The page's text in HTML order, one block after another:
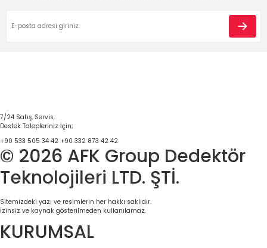
7/24 Satış, Servis,
Destek Talepleriniz İçin;
+90 533 505 34 42 +90 332 873 42 42
© 2026 AFK Group Dedektör
Teknolojileri LTD. ŞTİ.
Sitemizdeki yazı ve resimlerin her hakkı saklıdır.
İzinsiz ve kaynak gösterilmeden kullanılamaz.
KURUMSAL